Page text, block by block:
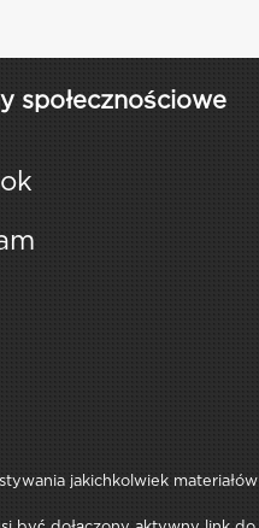
społecznościowe
jakichkolwiek materiałów